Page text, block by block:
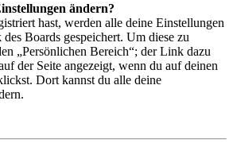
ändern?
hast, werden alle deine Einstellungen
Boards gespeichert. Um diese zu
„Persönlichen Bereich“; der Link dazu
der Seite angezeigt, wenn du auf deinen
Dort kannst du alle deine